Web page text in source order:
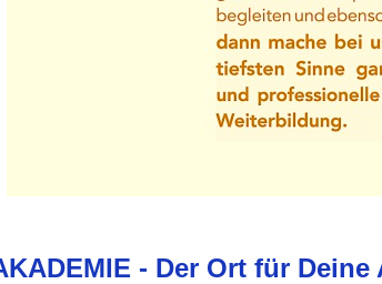
- Der Ort für